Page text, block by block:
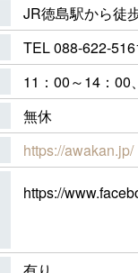
JR徳島駅から徒
TEL 088-622-
11：00～14：00
無休
https://awakan.jp/
https://